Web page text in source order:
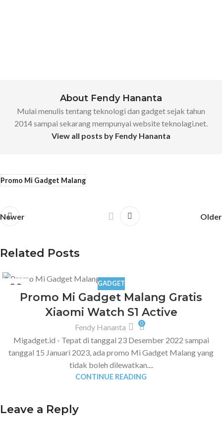
About Fendy Hananta
Mulai menulis tentang teknologi dan gadget sejak tahun
2014 sampai sekarang mempunyai website teknolagi.net.
View all posts by Fendy Hananta
Promo Mi Gadget Malang
Newer Older
Related Posts
23
DEC
GADGET
Promo Mi Gadget Malang Gratis
Xiaomi Watch S1 Active
Fendy Hananta 0
Migadget.id - Tepat di tanggal 23 Desember 2022 sampai
tanggal 15 Januari 2023, ada promo Mi Gadget Malang yang
tidak boleh dilewatkan....
CONTINUE READING
Leave a Reply